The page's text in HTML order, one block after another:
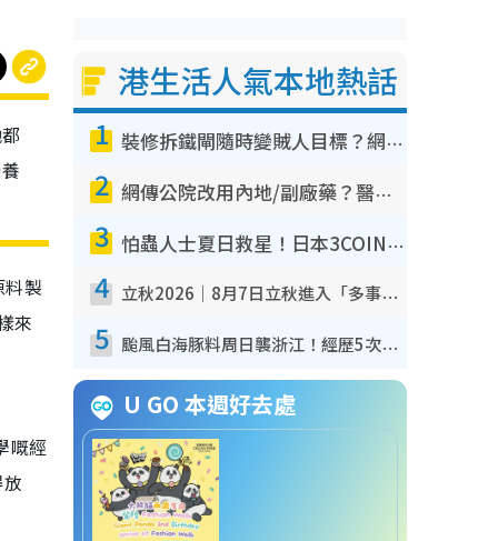
料製
來
嘅經
港生活人氣本地熱話
1 裝修拆鐵閘隨時變賊人目標？網民揭2大關鍵用途：裝新式等於白裝？附新舊鐵閘分別
2 網傳公院改用內地/副廠藥？醫生拆解正副廠分別 揭4類人換藥隨時出事
3 怕蟲人士夏日救星！日本3COINS爆紅驅蟲神器$45起 1招「全程免觸碰」輕鬆搞定小強
4 立秋2026｜8月7日立秋進入「多事之秋」 3件事唔做得！專家教6招開運 清枱頭／銀包納氣接好運
5 颱風白海豚料周日襲浙江！經歷5次「眼牆置換」極罕見 成登陸內地最長途颱風
U GO 本週好去處